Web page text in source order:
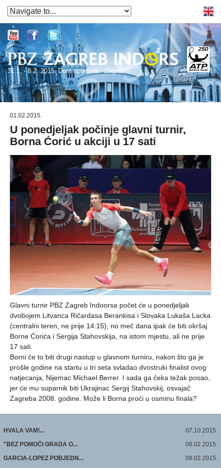
31.1. - 8.2. 2015. Dom sportova - Zagreb
01.02.2015.
U ponedjeljak počinje glavni turnir,
Borna Ćorić u akciji u 17 sati
Glavni turnir PBZ Zagreb Indoorsa počet će u ponedjeljak
dvobojem Litvanca Ričardasa Berankisa i Slovaka Lukaša Lacka
(centralni teren, ne prije 14:15), no meč dana ipak će biti okršaj
Borne Ćorića i Sergija Stahovskija, na istom mjestu, ali ne prije
17 sati.
Borni će to biti drugi nastup u glavnom turniru, nakon što ga je
prošle godine na startu u tri seta svladao dvostruki finalist ovog
natjecanja, Nijemac Michael Berrer. I sada ga čeka težak posao,
jer će mu suparnik biti Ukrajinac Sergij Stahovskij, osvajač
Zagreba 2008. godine. Može li Borna proći u osminu finala?
HVALA VAM!... 07.10.2015.
"BEZ POMOĆI GRADA O... 08.02.2015.
GARCIA-LOPEZ POBJEDN... 08.02.2015.